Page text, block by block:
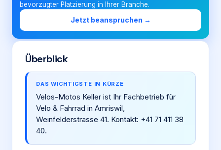
bevorzugter Platzierung in Ihrer Branche.
Jetzt beanspruchen →
Überblick
DAS WICHTIGSTE IN KÜRZE
Velos-Motos Keller ist Ihr Fachbetrieb für
Velo & Fahrrad in Amriswil,
Weinfelderstrasse 41. Kontakt: +41 71 411 38
40.